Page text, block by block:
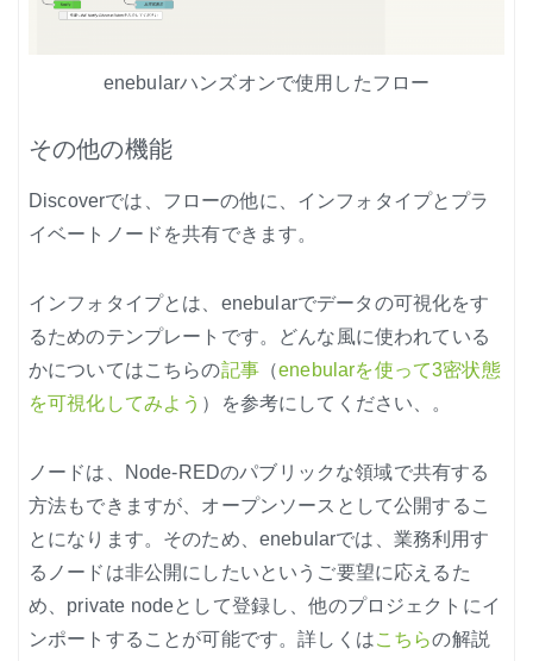
enebularハンズオンで使用したフロー
その他の機能
Discoverでは、フローの他に、インフォタイプとプラ
イベートノードを共有できます。
インフォタイプとは、enebularでデータの可視化をす
るためのテンプレートです。どんな風に使われている
かについてはこちらの記事（enebularを使って3密状態
を可視化してみよう ）を参考にしてください、。
ノードは、Node-REDのパブリックな領域で共有する
方法もできますが、オープンソースとして公開するこ
とになります。そのため、enebularでは、業務利用す
るノードは非公開にしたいというご要望に応えるた
め、private nodeとして登録し、他のプロジェクトにイ
ンポートすることが可能です。詳しくはこちらの解説